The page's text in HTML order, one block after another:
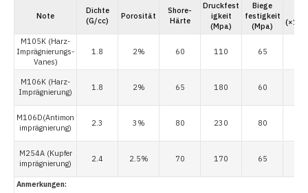
Note
Dichte
(G/cc)
Porosität
Shore-
Härte
Druckfest
igkeit
(Mpa)
Biege
festigkeit
(Mpa)
(×10
M105K (Harz-
Imprägnierungs-
Vanes)
1.8 2% 60 110 65
M106K (Harz-
Imprägnierung)
1.8 2% 65 180 60
M106D(Antimon
imprägnierung)
2.3 3% 80 230 80
M254A (Kupfer
imprägnierung)
2.4 2.5% 70 170 65
Anmerkungen: